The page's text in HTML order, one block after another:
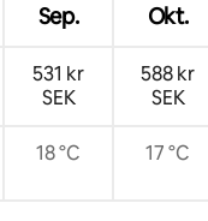
Sep. Okt.
531 kr
SEK
588 kr
SEK
18 °C 17 °C